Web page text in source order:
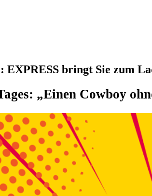
EXPRESS bringt Sie zum
„Einen Cowboy